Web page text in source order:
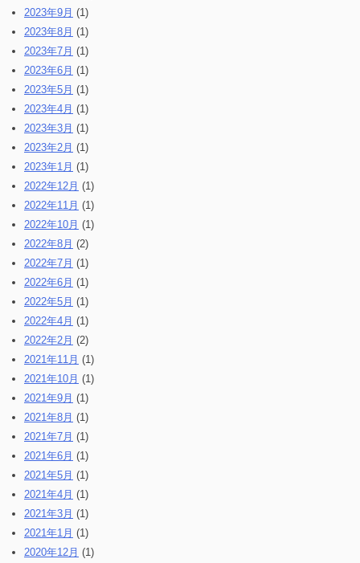
2023年9月 (1)
2023年8月 (1)
2023年7月 (1)
2023年6月 (1)
2023年5月 (1)
2023年4月 (1)
2023年3月 (1)
2023年2月 (1)
2023年1月 (1)
2022年12月 (1)
2022年11月 (1)
2022年10月 (1)
2022年8月 (2)
2022年7月 (1)
2022年6月 (1)
2022年5月 (1)
2022年4月 (1)
2022年2月 (2)
2021年11月 (1)
2021年10月 (1)
2021年9月 (1)
2021年8月 (1)
2021年7月 (1)
2021年6月 (1)
2021年5月 (1)
2021年4月 (1)
2021年3月 (1)
2021年1月 (1)
2020年12月 (1)